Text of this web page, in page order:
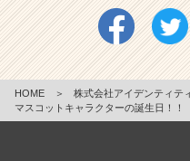
HOME ＞ 株式会社アイデンティテ
マスコットキャラクターの誕生日！！